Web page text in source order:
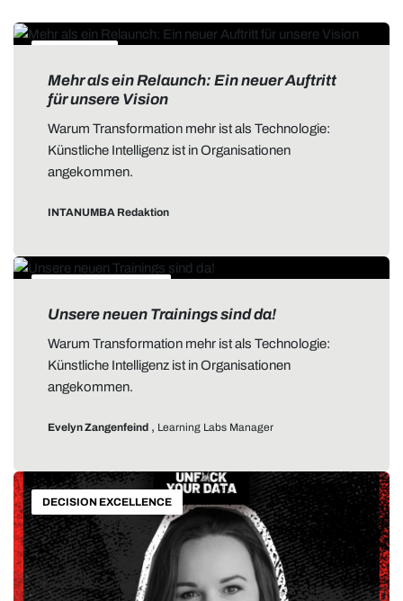
Mehr als ein Relaunch: Ein neuer Auftritt
für unsere Vision
Warum Transformation mehr ist als Technologie:
Künstliche Intelligenz ist in Organisationen
angekommen.
INTANUMBA Redaktion
Unsere neuen Trainings sind da!
Warum Transformation mehr ist als Technologie:
Künstliche Intelligenz ist in Organisationen
angekommen.
Evelyn Zangenfeind, Learning Labs Manager
DECISION EXCELLENCE